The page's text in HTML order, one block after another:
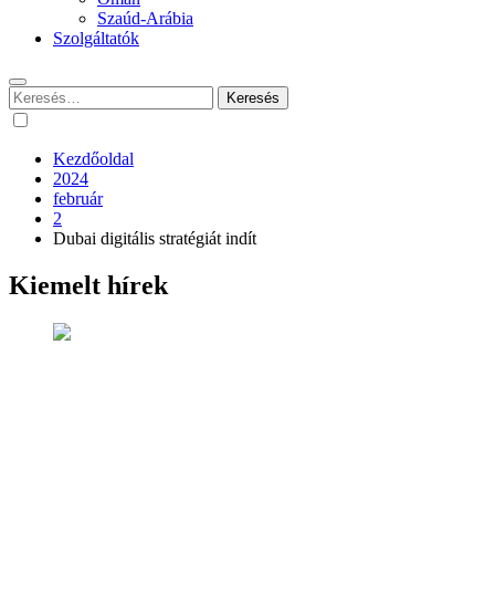
Szaúd-Arábia
Szolgáltatók
Keresés:
Kezdőoldal
2024
február
2
Dubai digitális stratégiát indít
Kiemelt hírek